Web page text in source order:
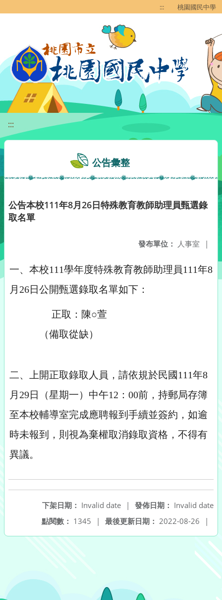
::: 桃園國民中學
:::
公告彙整
公告本校111年8月26日特殊教育教師助理員甄選錄
取名單
發布單位： 人事室 |
一、本校111學年度特殊教育教師助理員111年8
月26日公開甄選錄取名單如下：
正取：陳○萱
（備取從缺）
二、上開正取錄取人員，請依規於民國111年8
月29日（星期一）中午12：00前，持郵局存簿
至本校輔導室完成應聘報到手續並簽約，如逾
時未報到，則視為棄權取消錄取資格，不得有
異議。
發佈日期： Invalid date
下架日期： Invalid date
|
最後更新日期： 2022-08-26 |
點閱數： 1345 |